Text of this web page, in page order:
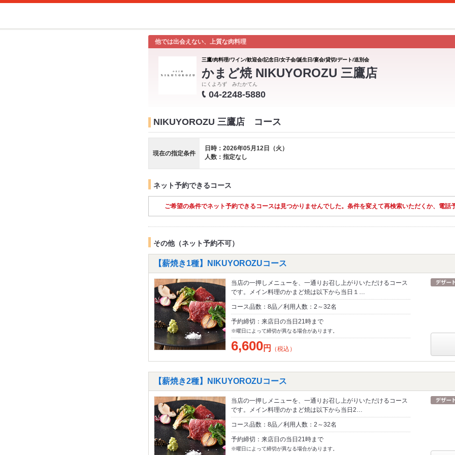
他では出会えない、上質な肉料理
三鷹/肉料理/ワイン/歓迎会/記念日/女子会/誕生日/宴会/貸切/デート/送別会
かまど焼 NIKUYOROZU 三鷹店
にくよろず みたかてん
04-2248-5880
NIKUYOROZU 三鷹店 コース
現在の指定条件
日時：2026年05月12日（火）
人数：指定なし
ネット予約できるコース
ご希望の条件でネット予約できるコースは見つかりませんでした。条件を変えて再検索いただくか、電話
その他（ネット予約不可）
【薪焼き1種】NIKUYOROZUコース
当店の一押しメニューを、一通りお召し上がりいただけるコース
です。メイン料理のかまど焼は以下から当日１…
コース品数：8品／利用人数：2～32名
予約締切：来店日の当日21時まで
※曜日によって締切が異なる場合があります。
6,600円 （税込）
【薪焼き2種】NIKUYOROZUコース
当店の一押しメニューを、一通りお召し上がりいただけるコース
です。メイン料理のかまど焼は以下から当日2…
コース品数：8品／利用人数：2～32名
予約締切：来店日の当日21時まで
※曜日によって締切が異なる場合があります。